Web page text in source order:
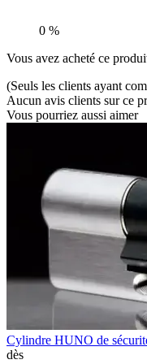
0 %
Vous avez acheté ce
(Seuls les clients ayant
Aucun avis clients sur ce
Vous pourriez aussi aimer
Cylindre HUNO de
dès